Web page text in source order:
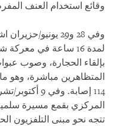
وقائع استخدام العنف
وفي 28 و29 يونيو/
لمدة 16 ساعة في
بإلقاء الحجارة، وصوب
المتظاهرين مباشرة، وهو
114 إصابة.
المركزي بقمع مسيرة
تتجه نحو مبنى التلفزيون